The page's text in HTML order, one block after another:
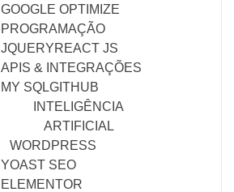
GOOGLE OPTIMIZE
PROGRAMAÇÃO
JQUERYREACT JS
APIS & INTEGRAÇÕES
MY SQLGITHUB
INTELIGÊNCIA
ARTIFICIAL
WORDPRESS
YOAST SEO
ELEMENTOR